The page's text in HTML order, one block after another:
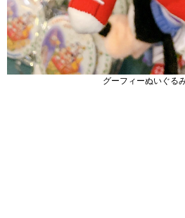
グーフィーぬいぐる